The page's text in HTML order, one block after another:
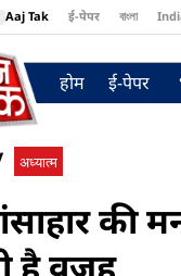
Aaj Tak ई-पेपर বাংলা
होम ई-पेपर
अध्यात्म
की
है वजह